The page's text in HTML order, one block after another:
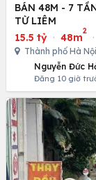
BÁN 48M - 7
TỪ LIÊM
15.5 tỷ · 48m
2
·
Thành phố Hà Nội
Nguyễn Đức
Đăng 10 giờ